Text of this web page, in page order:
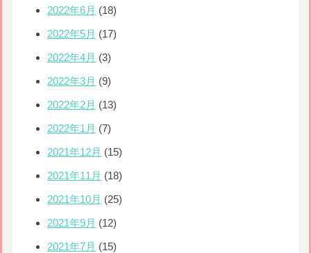
2022年6月 (18)
2022年5月 (17)
2022年4月 (3)
2022年3月 (9)
2022年2月 (13)
2022年1月 (7)
2021年12月 (15)
2021年11月 (18)
2021年10月 (25)
2021年9月 (12)
2021年7月 (15)